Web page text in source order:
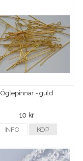
Öglepinnar - guld
10 kr
INFO KÖP